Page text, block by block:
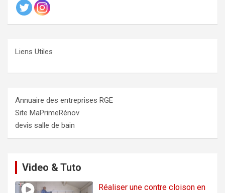
Liens Utiles
Annuaire des entreprises RGE
Site MaPrimeRénov
devis salle de bain
Video & Tuto
Réaliser une contre cloison en